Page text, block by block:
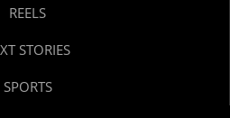
REELS
STORIES
SPORTS